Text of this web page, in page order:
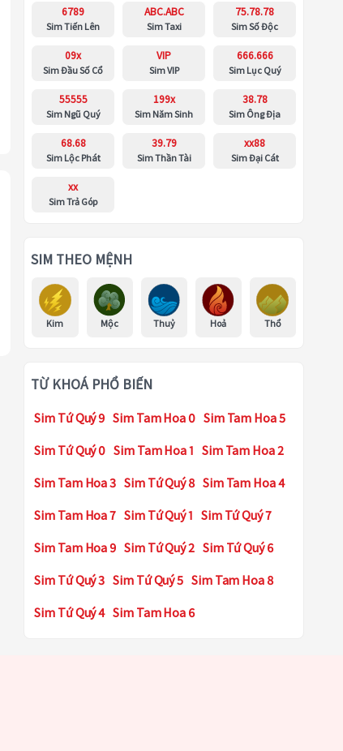
6789
Sim Tiến Lên
ABC.ABC
Sim Taxi
75.78.78
Sim Số Độc
09x
Sim Đầu Số Cổ
VIP
Sim VIP
666.666
Sim Lục Quý
55555
Sim Ngũ Quý
199x
Sim Năm Sinh
38.78
Sim Ông Địa
68.68
Sim Lộc Phát
39.79
Sim Thần Tài
xx88
Sim Đại Cát
xx
Sim Trả Góp
SIM THEO MỆNH
Kim Mộc Thuỷ Hoả Thổ
TỪ KHOÁ PHỔ BIẾN
Sim Tứ Quý 9 Sim Tam Hoa 0 Sim Tam Hoa 5
Sim Tứ Quý 0 Sim Tam Hoa 1 Sim Tam Hoa 2
Sim Tam Hoa 3 Sim Tứ Quý 8 Sim Tam Hoa 4
Sim Tam Hoa 7 Sim Tứ Quý 1 Sim Tứ Quý 7
Sim Tam Hoa 9 Sim Tứ Quý 2 Sim Tứ Quý 6
Sim Tứ Quý 3 Sim Tứ Quý 5 Sim Tam Hoa 8
Sim Tứ Quý 4 Sim Tam Hoa 6